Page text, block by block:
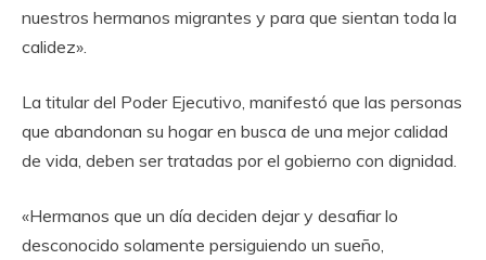
nuestros hermanos migrantes y para que sientan toda la
calidez».
La titular del Poder Ejecutivo, manifestó que las personas
que abandonan su hogar en busca de una mejor calidad
de vida, deben ser tratadas por el gobierno con dignidad.
«Hermanos que un día deciden dejar y desafiar lo
desconocido solamente persiguiendo un sueño,